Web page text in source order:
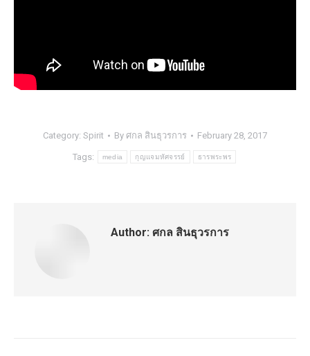
Category: Spirit By ศกล สินธุวรการ February 28, 2017
Tags: media กุญแจมหัศจรรย์ ธารพระพร
Author: ศกล สินธุวรการ